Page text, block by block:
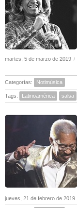
martes, 5 de marzo de 2019 /
Categorías: Notimúsica
Tags: Latinoamérica salsa
jueves, 21 de febrero de 2019